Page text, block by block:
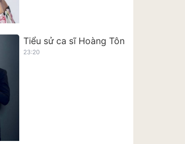
Tiểu sử ca sĩ Hoàng Tôn
23:20